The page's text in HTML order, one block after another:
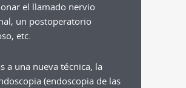
el llamado nervio
un postoperatorio
etc.
a una nueva técnica, la
(endoscopia de las